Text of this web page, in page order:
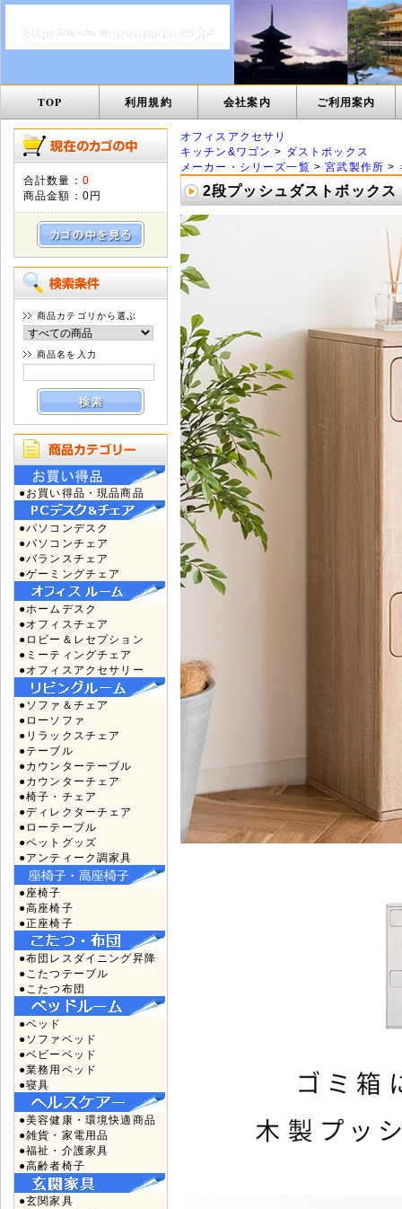
TOP 利用規約 会社案内 ご利用案内
合計数量： 0
商品金額： 0円
商品カテゴリから選ぶ
商品名を入力
●お買い得品・現品商品
●パソコンデスク
●パソコンチェア
●バランスチェア
●ゲーミングチェア
●ホームデスク
●オフィスチェア
●ロビー＆レセプション
●ミーティングチェア
●オフィスアクセサリー
●ソファ＆チェア
●ローソファ
●リラックスチェア
●テーブル
●カウンターテーブル
●カウンターチェア
●椅子・チェア
●ディレクターチェア
●ローテーブル
●ペットグッズ
●アンティーク調家具
●座椅子
●高座椅子
●正座椅子
●布団レスダイニング昇降
●こたつテーブル
●こたつ布団
●ベッド
●ソファベッド
●ベビーベッド
●業務用ベッド
●寝具
●美容健康・環境快適商品
●雑貨・家電用品
●福祉・介護家具
●高齢者椅子
●玄関家具
オフィスアクセサリ
キッチン&ワゴン > ダストボックス
メーカー・シリーズ一覧 >宮武製作所 >
2段プッシュダストボック